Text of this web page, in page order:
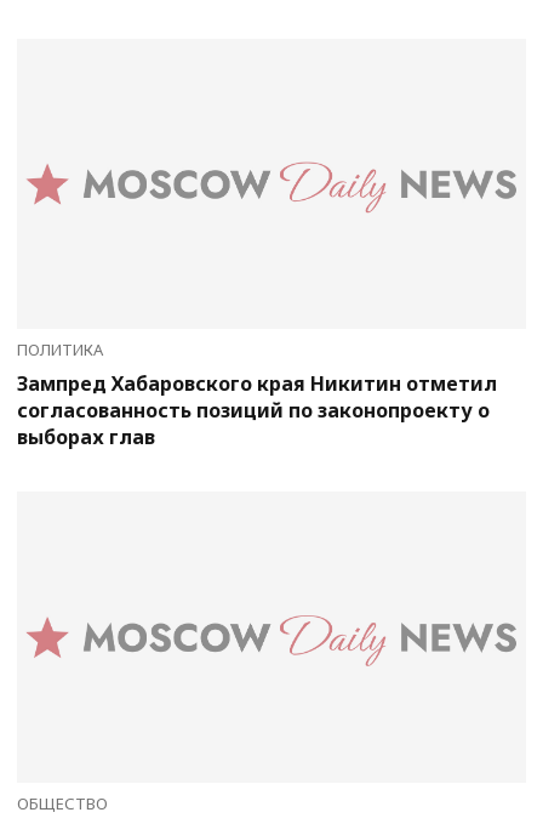
ПОЛИТИКА
Зампред Хабаровского края Никитин отметил
согласованность позиций по законопроекту о
выборах глав
ОБЩЕСТВО